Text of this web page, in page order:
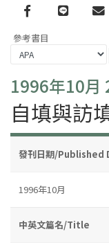
Facebook
line
參考書目
1996年10月
自填與訪
發刊日期/Published
1996年10月
中英文篇名/Title